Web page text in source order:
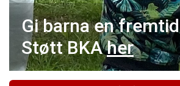
Gi barna en fremtid
Støtt BKAher